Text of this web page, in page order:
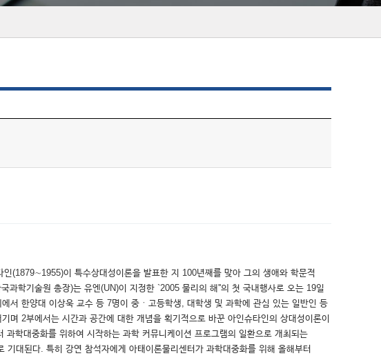
(1879∼1955)이 특수상대성이론을 발표한 지 100년째를 맞아 그의 생애와 학문적
과학기술원 총장)는 유엔(UN)이 지정한 `2005 물리의 해''의 첫 국내행사로 오는 19일
서 한양대 이상욱 교수 등 7명이 중ㆍ고등학생, 대학생 및 과학에 관심 있는 일반인 등
2부에서는 시간과 공간에 대한 개념을 획기적으로 바꾼 아인슈타인의 상대성이론이
학대중화를 위하여 시작하는 과학 커뮤니케이션 프로그램의 일환으로 개최되는
대된다. 특히 강연 참석자에게 아태이론물리센터가 과학대중화를 위해 올해부터